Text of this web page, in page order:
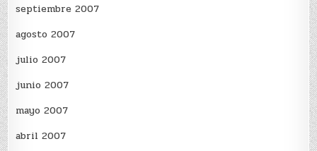
septiembre 2007
agosto 2007
julio 2007
junio 2007
mayo 2007
abril 2007